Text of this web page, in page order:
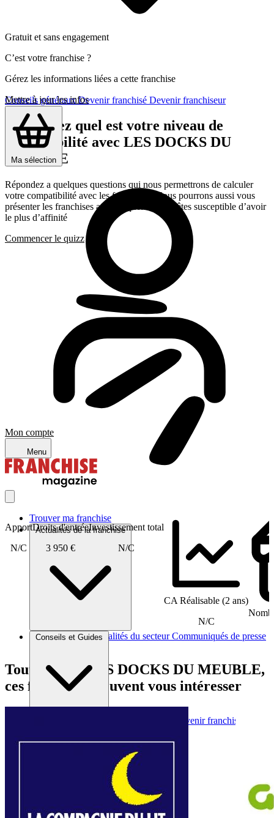
Conseils générauxDevenir franchisé Devenir franchiseur
Ma sélection
Mon compte
Menu
Trouver ma franchise
Actualités de la franchise
Brèves et actus Actualités du secteur Communiqués de presse
Conseils et Guides
Devenir franchiseur
Gratuit et sans engagement
C’est votre franchise ?
Gérez les informations liées a cette franchise
Mettre à jour les infos
Découvrez quel est votre niveau de
compatibilité avec LES DOCKS DU
MEUBLE
Répondez a quelques questions qui nous permettrons de calculer
votre compatibilité avec les franchises, Nous pourrons aussi vous
présenter les franchises avec lesquelles vous êtes susceptible d’avoir
le plus d’affinité
Commencer le quizz
Apport
N/C
Droits d'entrée
3 950 €
Investissement total
N/C
CA Réalisable (2 ans)
N/C
Tout comme LES DOCKS DU MEUBLE,
ces franchises peuvent vous intéresser